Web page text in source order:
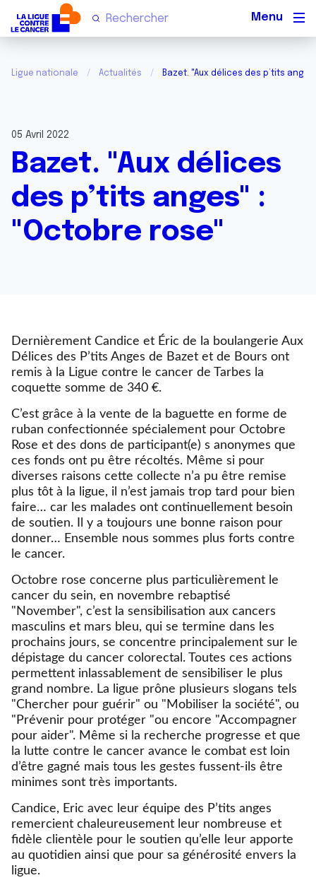
Ligue nationale Actualités Bazet. "Aux délices des p’tits
05 Avril 2022
Bazet. "Aux délices
des p’tits anges" :
"Octobre rose"
Dernièrement Candice et Éric de la boulangerie Aux
Délices des P’tits Anges de Bazet et de Bours ont
remis à la Ligue contre le cancer de Tarbes la
coquette somme de 340 €.
C’est grâce à la vente de la baguette en forme de
ruban confectionnée spécialement pour Octobre
Rose et des dons de participant(e) s anonymes que
ces fonds ont pu être récoltés. Même si pour
diverses raisons cette collecte n’a pu être remise
plus tôt à la ligue, il n’est jamais trop tard pour bien
faire… car les malades ont continuellement besoin
de soutien. Il y a toujours une bonne raison pour
donner… Ensemble nous sommes plus forts contre
le cancer.
Octobre rose concerne plus particulièrement le
cancer du sein, en novembre rebaptisé
"November", c’est la sensibilisation aux cancers
masculins et mars bleu, qui se termine dans les
prochains jours, se concentre principalement sur le
dépistage du cancer colorectal. Toutes ces actions
permettent inlassablement de sensibiliser le plus
grand nombre. La ligue prône plusieurs slogans tels
"Chercher pour guérir" ou "Mobiliser la société", ou
"Prévenir pour protéger "ou encore "Accompagner
pour aider". Même si la recherche progresse et que
la lutte contre le cancer avance le combat est loin
d’être gagné mais tous les gestes fussent-ils être
minimes sont très importants.
Candice, Eric avec leur équipe des P’tits anges
remercient chaleureusement leur nombreuse et
fidèle clientèle pour le soutien qu’elle leur apporte
au quotidien ainsi que pour sa générosité envers la
ligue.